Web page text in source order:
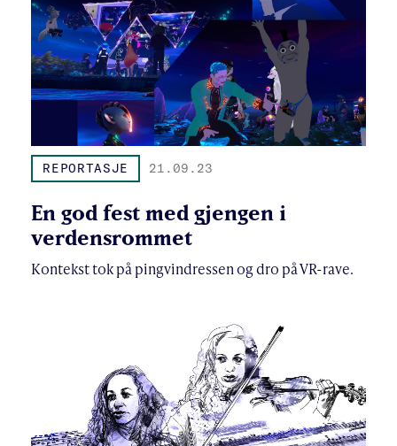
REPORTASJE 21.09.23
En god fest med gjengen i
verdensrommet
Kontekst tok på pingvindressen og dro på VR-rave.